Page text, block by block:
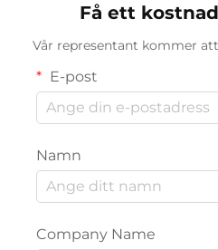
pendants, anti-
färgförlust-påse
Få ett
Vår representant kommer
E-post
Namn
Company Name